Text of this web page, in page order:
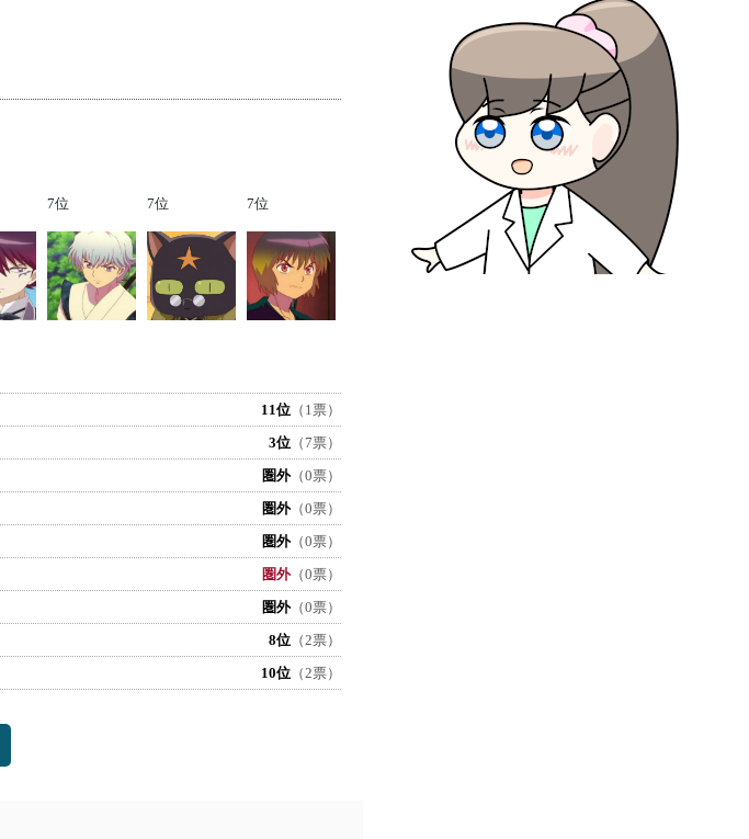
7位 7位 7位
11位 （1票）
3位 （7票）
圏外（0票）
圏外（0票）
圏外（0票）
圏外（0票）
圏外（0票）
8位 （2票）
10位 （2票）